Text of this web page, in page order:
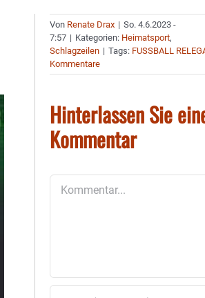
Von Renate Drax | So. 4.6.2023 -
7:57 | Kategorien: Heimatsport,
Schlagzeilen | Tags: FUSSBALL
Kommentare
Hinterlassen Sie
Kommentar